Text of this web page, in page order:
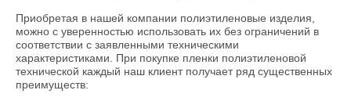
Приобретая в нашей компании полиэтиленовые изделия,
можно с уверенностью использовать их без ограничений в
соответствии с заявленными техническими
характеристиками. При покупке пленки полиэтиленовой
технической каждый наш клиент получает ряд существенных
преимуществ: